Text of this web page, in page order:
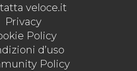
veloce.it
Privacy
Policy
d’uso
Policy